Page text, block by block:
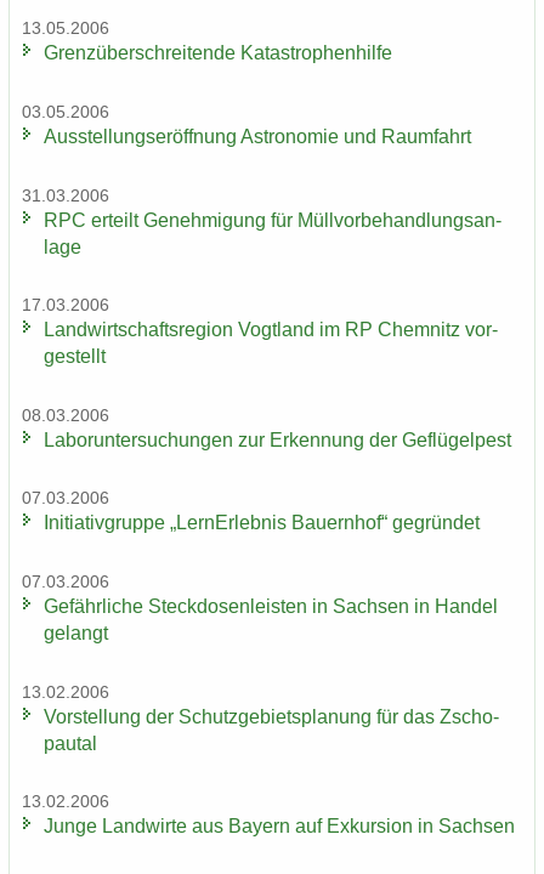
13.05.2006
Grenz­über­schrei­ten­de Ka­ta­stro­phen­hil­fe
03.05.2006
Aus­stel­lungs­er­öff­nung As­tro­no­mie und Raum­fahrt
31.03.2006
RPC er­teilt Ge­neh­mi­gung für Müll­vor­be­hand­lungs­an­
la­ge
17.03.2006
Land­wirt­schafts­re­gi­on Vogt­land im RP Chem­nitz vor­
ge­stellt
08.03.2006
La­bor­un­ter­su­chun­gen zur Er­ken­nung der Ge­flü­gel­pest
07.03.2006
In­itia­tiv­grup­pe „Lern­Erleb­nis Bau­ern­hof“ ge­grün­det
07.03.2006
Ge­fähr­li­che Steck­do­sen­leis­ten in Sach­sen in Han­del
ge­langt
13.02.2006
Vor­stel­lung der Schutz­ge­biets­pla­nung für das Zscho­
pau­tal
13.02.2006
Junge Land­wir­te aus Bay­ern auf Ex­kur­si­on in Sach­sen